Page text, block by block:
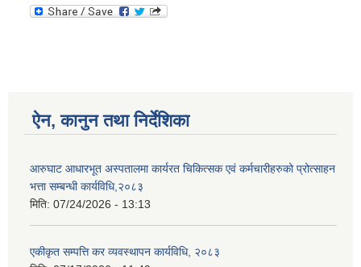
ऐन, कानुन तथा निर्देशिका
आरुघाट आधारभूत अस्पतालमा कार्यरत चिकित्सक एवं कर्मचारीहरुको प्रोत्साहन
भत्ता सम्बन्धी कार्यविधि,२०८३
मिति: 07/24/2026 - 13:13
एकीकृत सम्पत्ति कर व्यवस्थापन कार्यविधि, २०८३